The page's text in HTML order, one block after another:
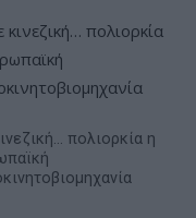
πολιορκία η